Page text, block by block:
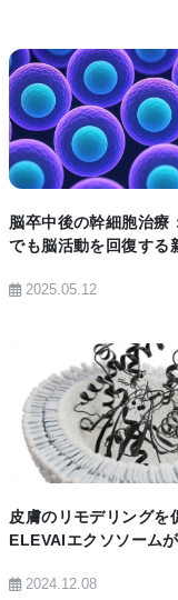
私たちは、これら
ことを願っている
性が低く、潜在的
在、英国では5番
、移植後に免疫
肝臓組織の性能を
この研究は、移植
術の可能性に一
きることを示す
るための実質的な
BIOMARKET
脳卒中後の幹細胞治療
でも脳活動を回復する
2025.05.12
BIOMARKET
皮膚のリモデリングを
ELEVAIエクソソーム
2024.12.08